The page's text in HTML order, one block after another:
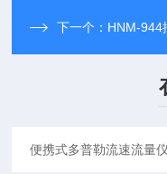
下一个： HNM-944